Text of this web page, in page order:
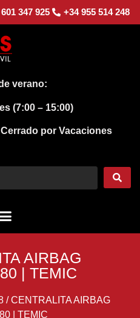
347 925 +34 955 514 248
verano:
(7:00 – 15:00)
Cerrado por Vacaciones
AIRBAG
| TEMIC
/CENTRALITA AIRBAG
| TEMIC